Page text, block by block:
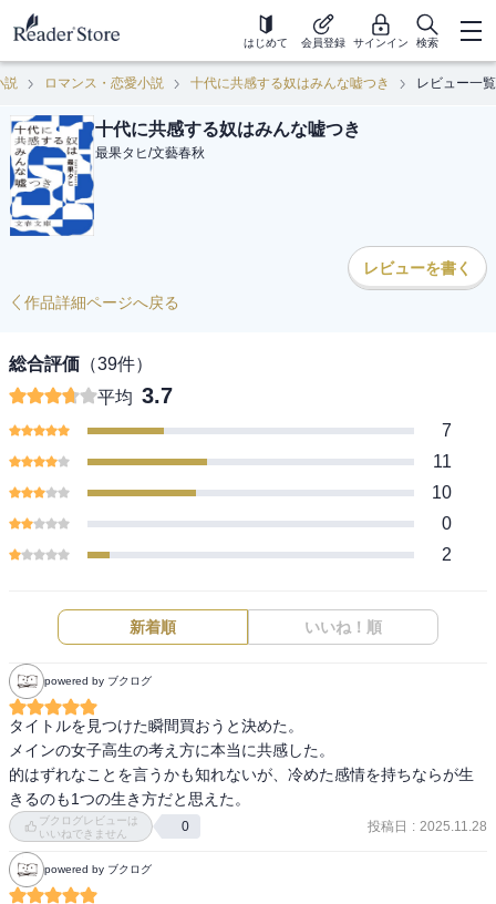
はじめて 会員登録 サインイン 検索
説 ロマンス・恋愛小説 十代に共感する奴はみんな嘘つき レビュー一覧
十代に共感する奴はみんな嘘つき
最果タヒ/文藝春秋
レビューを書く
作品詳細ページへ戻る
総合評価 （39件）
平均 3.7
7
11
10
0
2
新着順 いいね！順
powered by ブクログ
タイトルを見つけた瞬間買おうと決めた。
メインの女子高生の考え方に本当に共感した。
的はずれなことを言うかも知れないが、冷めた感情を持ちならが生
ブクログレビューは
いいねできません
0 投稿日 : 2025.11.28
powered by ブクログ